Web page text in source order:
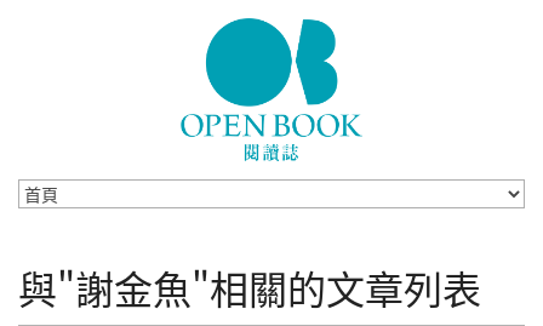
與"謝金魚"相關的文章列表